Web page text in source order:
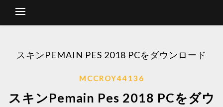
スキンPEMAIN PES 2018 PCをダウンロード
MCCROY44136
スキンPemain Pes 2018 PCをダウ